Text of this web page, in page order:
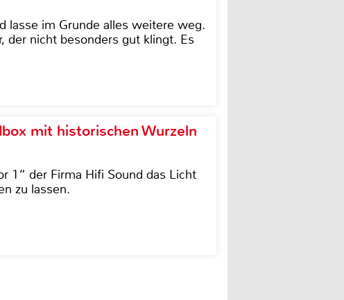
lasse im Grunde alles weitere weg.
der nicht besonders gut klingt. Es
mit historischen Wurzeln
1“ der Firma Hifi Sound das Licht
zu lassen.